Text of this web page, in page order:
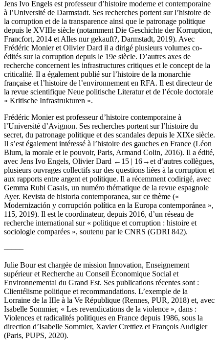
Jens Ivo Engels est professeur d’histoire moderne et contemporaine
à l’Université de Darmstadt. Ses recherches portent sur l’histoire de
la corruption et de la transparence ainsi que le patronage politique
depuis le XVIIIe siècle (notamment Die Geschichte der Korruption,
Francfort, 2014 et Alles nur gekauft?, Darmstadt, 2019). Avec
Frédéric Monier et Olivier Dard il a dirigé plusieurs volumes co-
édités sur la corruption depuis le 19e siècle. D’autres axes de
recherche concernent les infrastructures critiques et le concept de la
criticalité. Il a également publié sur l’histoire de la monarchie
française et l’histoire de l’environnement en RFA. Il est directeur de
la revue scientifique Neue politische Literaturet de l’école doctorale
« Kritische Infrastrukturen ».
Frédéric Monierest professeur d’histoire contemporaine à
l’Université d’Avignon. Ses recherches portent sur l’histoire du
secret, du patronage politique et des scandales depuis le XIXe siècle.
Il s’est également intéressé à l’histoire des gauches en France (Léon
Blum, la morale et le pouvoir, Paris, Armand Colin, 2016). Il a édité,
avec Jens Ivo Engels, Olivier Dard ←15 | 16→et d’autres collègues,
plusieurs ouvrages collectifs sur des questions liées à la corruption et
aux rapports entre argent et politique. Il a récemment codirigé, avec
Gemma Rubi Casals, un numéro thématique de la revue espagnole
Ayer. Revista de historia contemporanea, sur ce thème («
Modernización y corrupción política en la Europa contemporánea »,
115, 2019). Il est le coordinateur, depuis 2016, d’un réseau de
recherche international sur « politique et corruption : histoire et
sociologie comparées », soutenu par le CNRS (GDRI 842).
–––––
Julie Bourest chargée de mission Innovation, Enseignement
supérieur et Recherche au Conseil Économique Social et
Environnemental du Grand Est. Ses publications récentes sont :
Clientélisme politique et recommandations. L’exemple de la
Lorraine de la IIIe à la Ve République (Rennes, PUR, 2018) et, avec
Isabelle Sommier, « Les revendications de la violence », dans :
Violences et radicalités politiques en France depuis 1986, sous la
direction d’Isabelle Sommier, Xavier Crettiez et François Audigier
(Paris, PUPS, 2020).